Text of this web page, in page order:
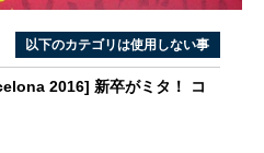
以下のカテゴリは使用しない事
2016] 新卒がミタ！ コ